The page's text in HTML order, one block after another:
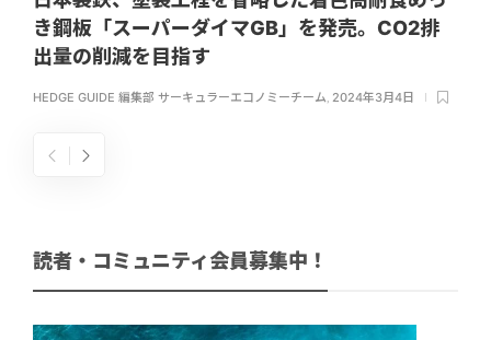
き鋼板「スーパーダイマGB」を発売。CO2排
出量の削減を目指す
HEDGE GUIDE 編集部 サーキュラーエコノミーチーム 2024年3月4日
読者・コミュニティ会員募集中！